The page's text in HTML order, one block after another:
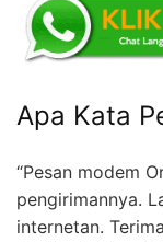
Apa Kata
“Pesan modem
pengirimannya.
internetan.